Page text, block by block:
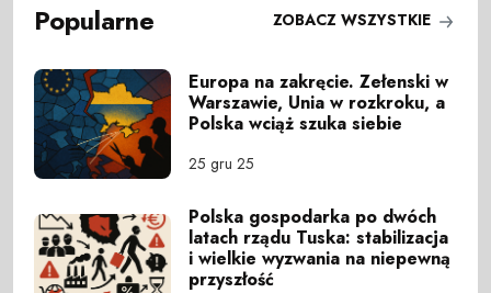
Popularne ZOBACZ WSZYSTKIE
Europa na zakręcie. Zełenski w
Warszawie, Unia w rozkroku, a
Polska wciąż szuka siebie
25 gru 25
Polska gospodarka po dwóch
latach rządu Tuska: stabilizacja
i wielkie wyzwania na niepewną
przyszłość